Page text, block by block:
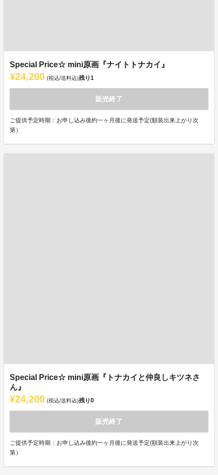
Special Price☆ mini原画『ナイトトナカイ』
¥24,200 (税込/送料込)残り1
販売終了
ご提供予定時期：お申し込み後約一ヶ月後に発送予定(額装出来上がり次
第）
Special Price☆ mini原画『トナカイと仲良しキツネさ
ん』
¥24,200 (税込/送料込)残り0
販売終了
ご提供予定時期：お申し込み後約一ヶ月後に発送予定(額装出来上がり次
第）